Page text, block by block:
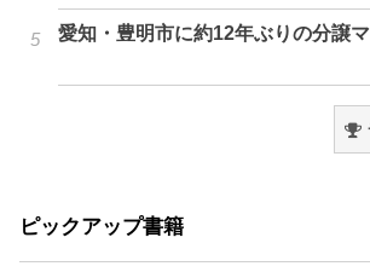
愛知・豊明市に約12年ぶりの分譲
ピックアップ書籍